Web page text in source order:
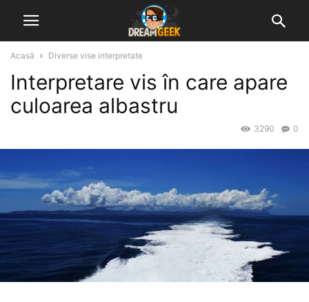
Acasă Diverse vise interpretate
Interpretare vis în care apare
culoarea albastru
0
3290